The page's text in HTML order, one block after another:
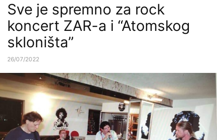
Sve je spremno za rock
koncert ZAR-a i “Atomskog
skloništa”
26/07/2022